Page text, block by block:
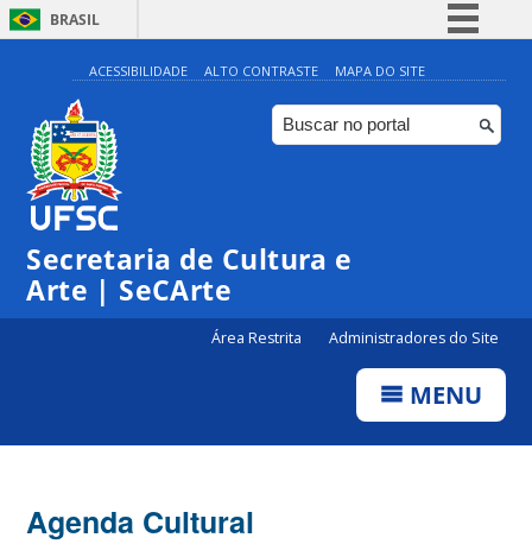
BRASIL
Simplifique!
Comunica BR
Participe
ACESSIBILIDADE ALTO CONTRASTE MAPA DO SITE
Secretaria de Cultura e
Arte | SeCArte
Área Restrita Administradores do Site
MENU
Agenda Cultural